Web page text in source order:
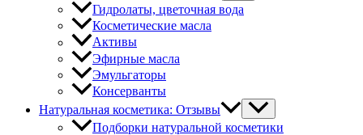
Гидролаты, цветочная вода
Косметические масла
Активы
Эфирные масла
Эмульгаторы
Консерванты
Натуральная косметика: Отзывы
Подборки натуральной косметики